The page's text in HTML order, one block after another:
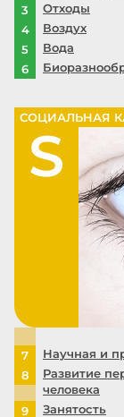
3
Отходы
4
Воздух
5
Вода
6
СОЦИАЛЬНАЯ
S
7
Научная и
8
Развитие
человека
9
Занятость